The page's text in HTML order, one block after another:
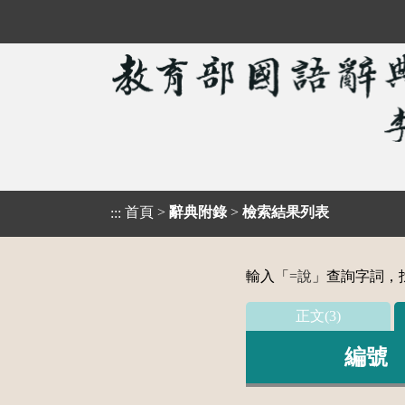
::: 首頁 > 辭典附錄 > 檢索結果列表
輸入「 =說 」查詢字詞
正文(3)
編號